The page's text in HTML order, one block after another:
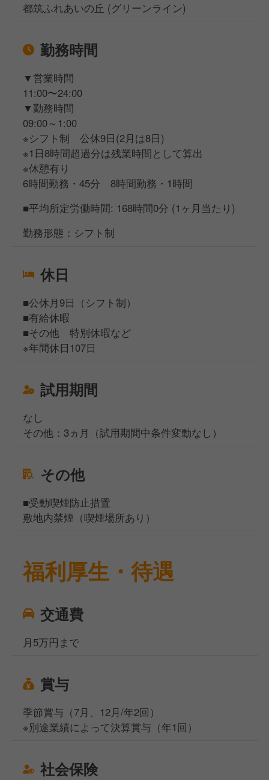
都筑ふれあいの丘 (グリーンライン)
勤務時間
▼営業時間
11:00〜24:00
▼勤務時間
09:00～1:00
※シフト制 公休9日(2月は8日)
※1日8時間超過分は残業時間として算出
※休憩有り
6時間勤務・45分 8時間勤務・1時間
■平均所定労働時間: 168時間0分 (1ヶ月当たり)
勤務形態：シフト制
休日
■公休月9日（シフト制）
■有給休暇
■その他 特別休暇など
※年間休日107日
試用期間
なし
その他：3ヵ月（試用期間中条件変動なし）
その他
■受動喫煙防止措置
敷地内禁煙（喫煙場所あり）
福利厚生・待遇
交通費
月5万円まで
賞与
季節賞与（7月、12月/年2回）
※別途業績によって決算賞与（年1回）
社会保険